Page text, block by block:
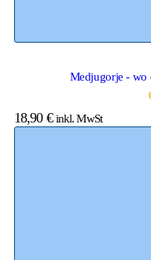
Medjugorje - wo
18,90 € inkl. MwSt